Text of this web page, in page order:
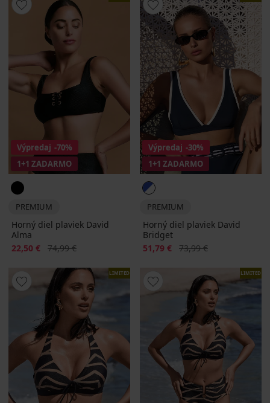
Výpredaj -70%
1+1 ZADARMO
PREMIUM
Horný diel plaviek David
Alma
Zľava
22,50 € Pôvodná cena
74,99 €
Výpredaj -30%
1+1 ZADARMO
PREMIUM
Horný diel plaviek David
Bridget
Zľava
51,79 € Pôvodná cena
73,99 €
LIMITED LIMITED